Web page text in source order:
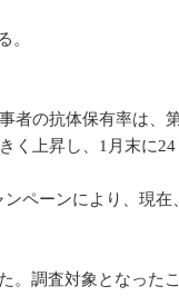
。
者の抗体保有率は、
上昇し、1月末に24
ペーンにより、現在
。調査対象となった